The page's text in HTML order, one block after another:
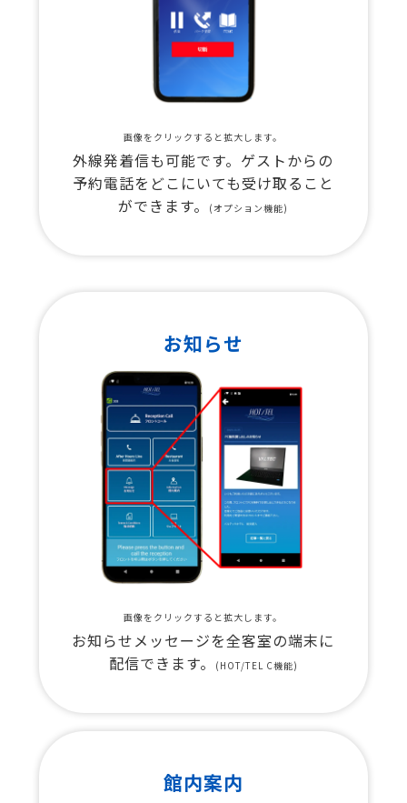
画像をクリックすると拡大します。
外線発着信も可能です。ゲストからの
予約電話をどこにいても受け取ること
ができます。
(オプション機能)
お知らせ
画像をクリックすると拡大します。
お知らせメッセージを全客室の端末に
配信できます。
(HOT/TEL C機能)
館内案内